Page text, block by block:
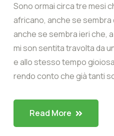
Sono ormai circa tre mesi
africano, anche se sembra
anche se sembra ieri che,
mi son sentita travolta da
e allo stesso tempo
rendo conto che già tanti
Read More